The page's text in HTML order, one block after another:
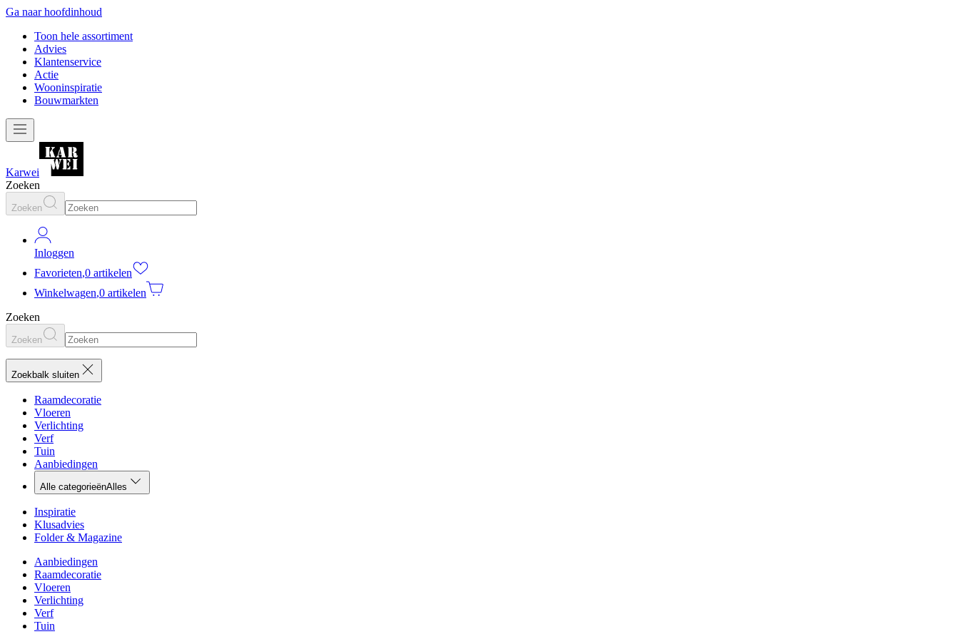
Ga naar hoofdinhoud
Toon hele assortiment
Advies
Klantenservice
Actie
Wooninspiratie
Bouwmarkten
Karwei
Zoeken
Zoeken
Inloggen
Favorieten,0 artikelen
Winkelwagen,0 artikelen
Zoeken
Zoeken
Zoekbalk sluiten
Raamdecoratie
Vloeren
Verlichting
Verf
Tuin
Aanbiedingen
Alle categorieënAlles
Inspiratie
Klusadvies
Folder & Magazine
Aanbiedingen
Raamdecoratie
Vloeren
Verlichting
Verf
Tuin